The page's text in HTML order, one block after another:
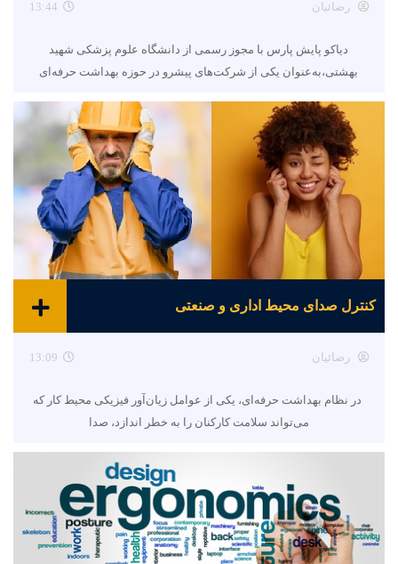
رضائیان 13:44
دیاکو پایش پارس با مجوز رسمی از دانشگاه علوم پزشکی شهید
بهشتی،به‌عنوان یکی از شرکت‌های پیشرو در حوزه بهداشت حرفه‌ای
کنترل صدای محیط اداری و صنعتی
رضائیان 13:09
در نظام بهداشت حرفه‌ای، یکی از عوامل زیان‌آور فیزیکی محیط کار که
می‌تواند سلامت کارکنان را به خطر اندازد، صدا